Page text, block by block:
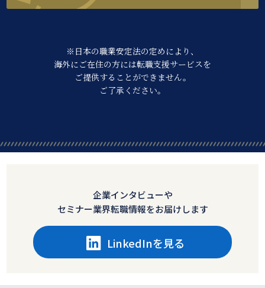
※日本の職業安定法の定めにより、
海外にご在住の方には転職支援サービスを
ご提供することができません。
ご了承ください。
企業インタビューや
セミナー業界転職情報をお届けします
LinkedInを見る